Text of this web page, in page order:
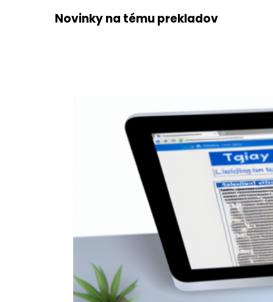
Novinky na tému prekladov